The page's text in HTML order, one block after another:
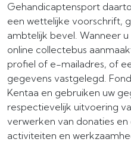
Gehandicaptensport
een wettelijke voorschrift,
ambtelijk bevel. Wanneer
online collectebus
profiel of e-mailadres, of
gegevens vastgelegd.
Kentaa en gebruiken uw
respectievelijk uitvoering
verwerken van donaties
activiteiten en